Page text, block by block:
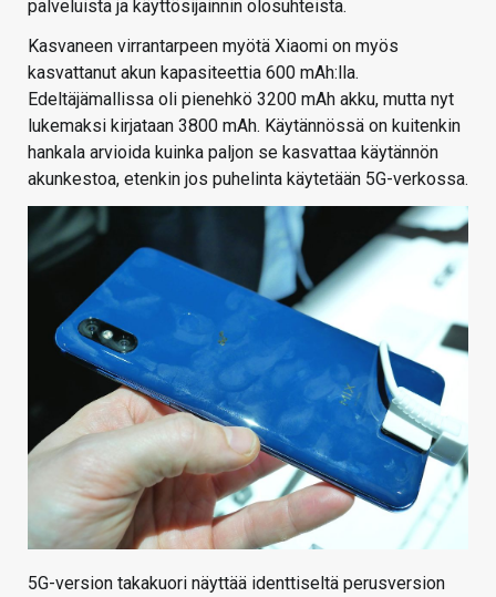
palveluista ja käyttösijainnin olosuhteista.
Kasvaneen virrantarpeen myötä Xiaomi on myös
kasvattanut akun kapasiteettia 600 mAh:lla.
Edeltäjämallissa oli pienehkö 3200 mAh akku, mutta nyt
lukemaksi kirjataan 3800 mAh. Käytännössä on kuitenkin
hankala arvioida kuinka paljon se kasvattaa käytännön
akunkestoa, etenkin jos puhelinta käytetään 5G-verkossa.
5G-version takakuori näyttää identtiseltä perusversion